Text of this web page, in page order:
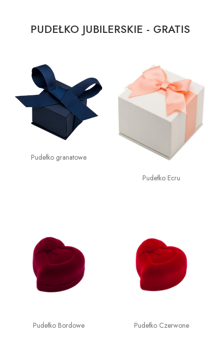
PUDEŁKO JUBILERSKIE - GRATIS
Pudełko granatowe
Pudełko Ecru
Pudełko Bordowe Pudełko Czerwone